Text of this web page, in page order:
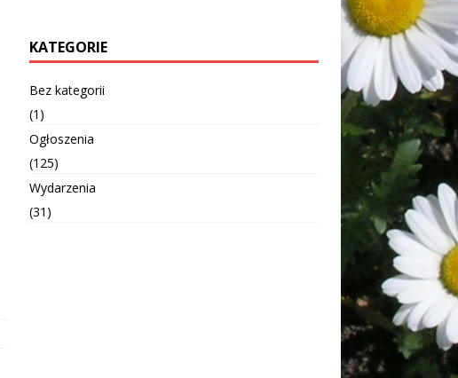
KATEGORIE
Bez kategorii
(1)
Ogłoszenia
(125)
Wydarzenia
(31)